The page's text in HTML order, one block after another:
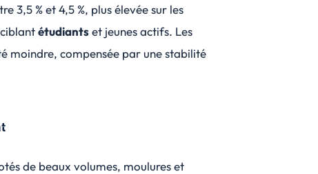
3,5 % et 4,5 %, plus élevée sur les
ciblantétudiantset jeunes actifs. Les
moindre, compensée par une stabilité
de beaux volumes, moulures et